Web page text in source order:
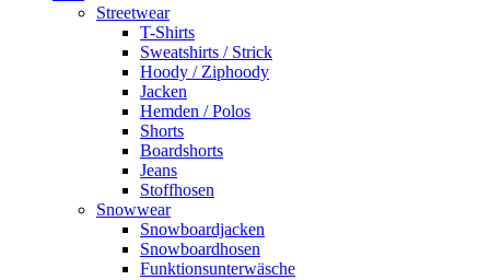
Streetwear
T-Shirts
Sweatshirts / Strick
Hoody / Ziphoody
Jacken
Hemden / Polos
Shorts
Boardshorts
Jeans
Stoffhosen
Snowwear
Snowboardjacken
Snowboardhosen
Funktionsunterwäsche